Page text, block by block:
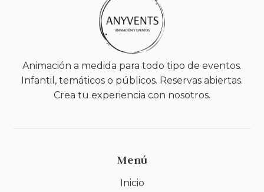
Animación a medida para todo tipo de eventos.
Infantil, temáticos o públicos. Reservas abiertas.
Crea tu experiencia con nosotros.
Menú
Inicio